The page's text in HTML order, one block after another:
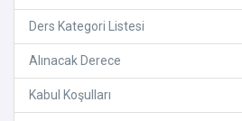
Ders Kategori Listesi
Alınacak Derece
Kabul Koşulları